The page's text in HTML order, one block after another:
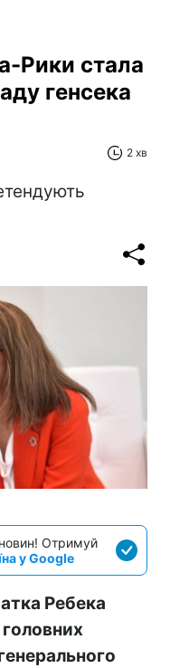
Рики стала
генсека
2 хв
Отримуй
у Google
Ребека